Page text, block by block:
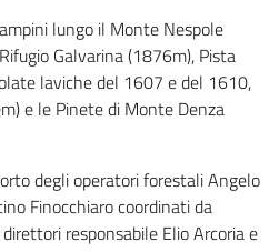
lungo il Monte Nespole
Galvarina (1876m), Pista
laviche del 1607 e del 1610,
e le Pinete di Monte Denza
degli operatori forestali Angelo
Finocchiaro coordinati da
responsabile Elio Arcoria e